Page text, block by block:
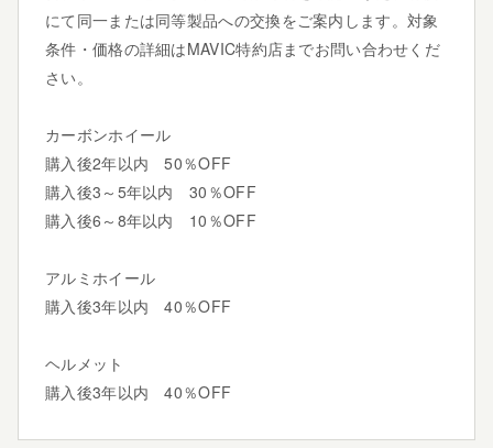
にて同一または同等製品への交換をご案内します。対象
条件・価格の詳細はMAVIC特約店までお問い合わせくだ
さい。
カーボンホイール
購入後2年以内 50％OFF
購入後3～5年以内 30％OFF
購入後6～8年以内 10％OFF
アルミホイール
購入後3年以内 40％OFF
ヘルメット
購入後3年以内 40％OFF